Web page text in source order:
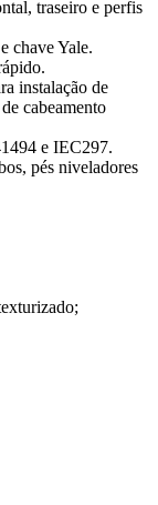
traseiro e perfis
chave Yale.
instalação de
cabeamento
e IEC297.
pés niveladores